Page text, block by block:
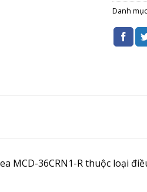
Danh
MCD-36CRN1-R thuộc loại